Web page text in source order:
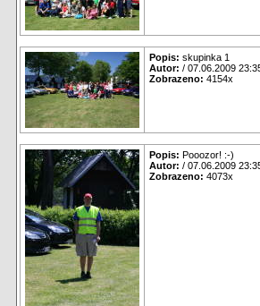
Popis: skupinka 1
Autor: / 07.06.2009
Zobrazeno: 4154x
Popis: Pooozor! :-)
Autor: / 07.06.2009
Zobrazeno: 4073x